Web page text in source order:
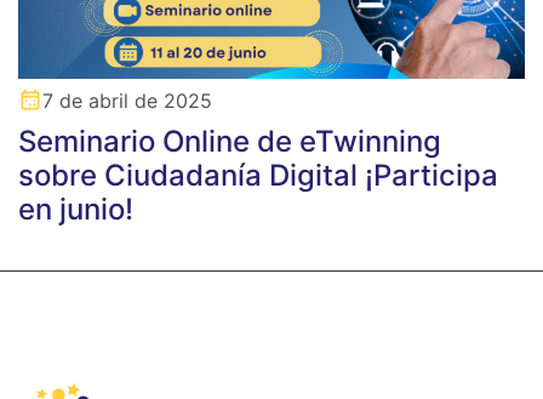
7 de abril de 2025
Seminario Online de eTwinning
sobre Ciudadanía Digital ¡Participa
en junio!